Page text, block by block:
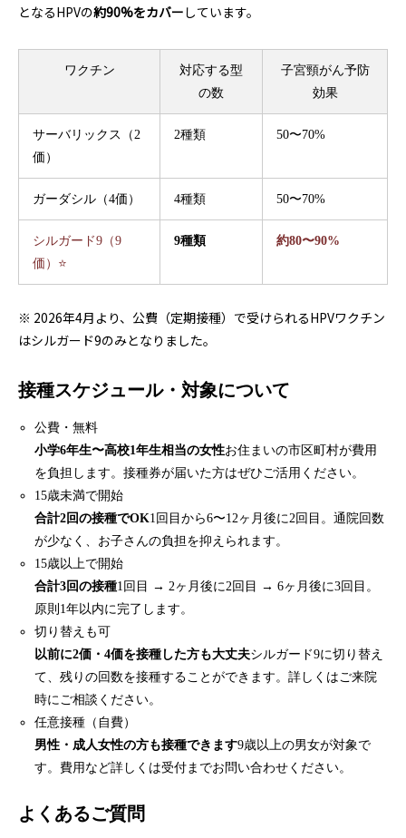
となるHPVの約90%をカバー しています。
ワクチン
対応する型
の数
子宮頸がん予防
効果
サーバリックス（2
価）
2種類 50〜70%
ガーダシル（4価） 4種類 50〜70%
シルガード9（9
価）⭐
9種類 約80〜90%
※ 2026年4月より、公費（定期接種）で受けられるHPVワクチン
はシルガード9のみとなりました。
接種スケジュール・対象について
公費・無料
小学6年生〜高校1年生相当の女性お住まいの市区町村が費用
を負担します。接種券が届いた方はぜひご活用ください。
15歳未満で開始
合計2回の接種でOK1回目から6〜12ヶ月後に2回目。通院回数
が少なく、お子さんの負担を抑えられます。
15歳以上で開始
合計3回の接種1回目 → 2ヶ月後に2回目 → 6ヶ月後に3回目。
原則1年以内に完了します。
切り替えも可
以前に2価・4価を接種した方も大丈夫シルガード9に切り替え
て、残りの回数を接種することができます。詳しくはご来院
時にご相談ください。
任意接種（自費）
男性・成人女性の方も接種できます9歳以上の男女が対象で
す。費用など詳しくは受付までお問い合わせください。
よくあるご質問